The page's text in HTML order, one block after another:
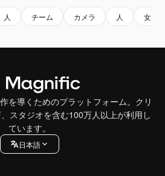
人 チーム カメラ 人 女性
を導くためのプラットフォーム。クリ
スタジオを含む100万人以上が利用し
ています。
日本語